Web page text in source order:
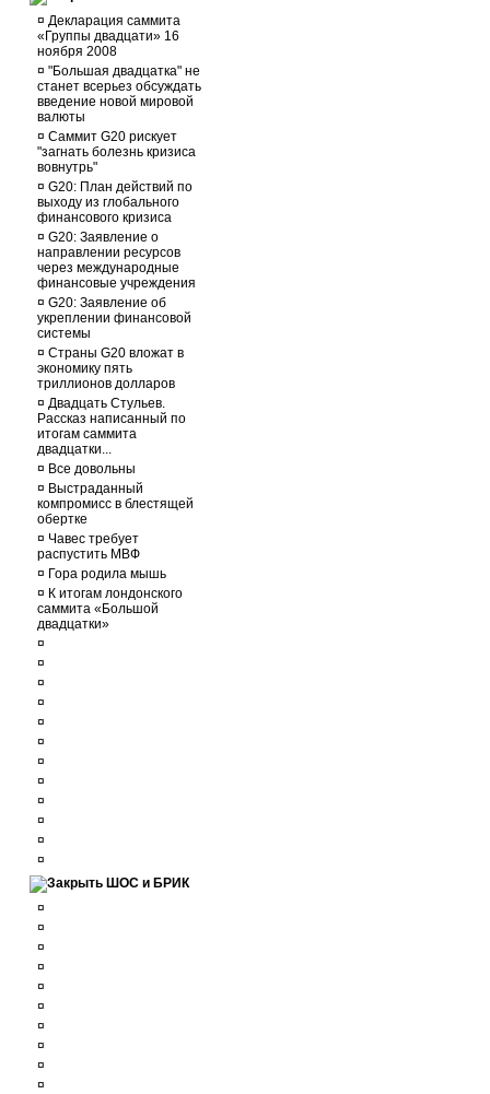
¤ Декларация саммита
«Группы двадцати» 16
ноября 2008
¤ "Большая двадцатка" не
станет всерьез обсуждать
введение новой мировой
валюты
¤ Саммит G20 рискует
"загнать болезнь кризиса
вовнутрь"
¤ G20: План действий по
выходу из глобального
финансового кризиса
¤ G20: Заявление о
направлении ресурсов
через международные
финансовые учреждения
¤ G20: Заявление об
укреплении финансовой
системы
¤ Страны G20 вложат в
экономику пять
триллионов долларов
¤ Двадцать Стульев.
Рассказ написанный по
итогам саммита
двадцатки...
¤ Все довольны
¤ Выстраданный
компромисс в блестящей
обертке
¤ Чавес требует
распустить МВФ
¤ Гора родила мышь
¤ К итогам лондонского
саммита «Большой
двадцатки»
¤
¤
¤
¤
¤
¤
¤
¤
¤
¤
¤
¤
ШОС и БРИК
¤
¤
¤
¤
¤
¤
¤
¤
¤
¤